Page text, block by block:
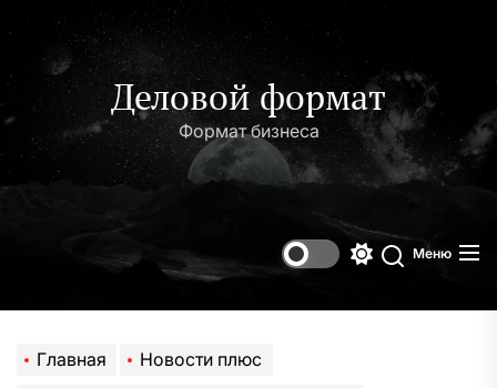
содержимому
Деловой формат
Формат бизнеса
Поиск
Меню
Главная
Новости плюс